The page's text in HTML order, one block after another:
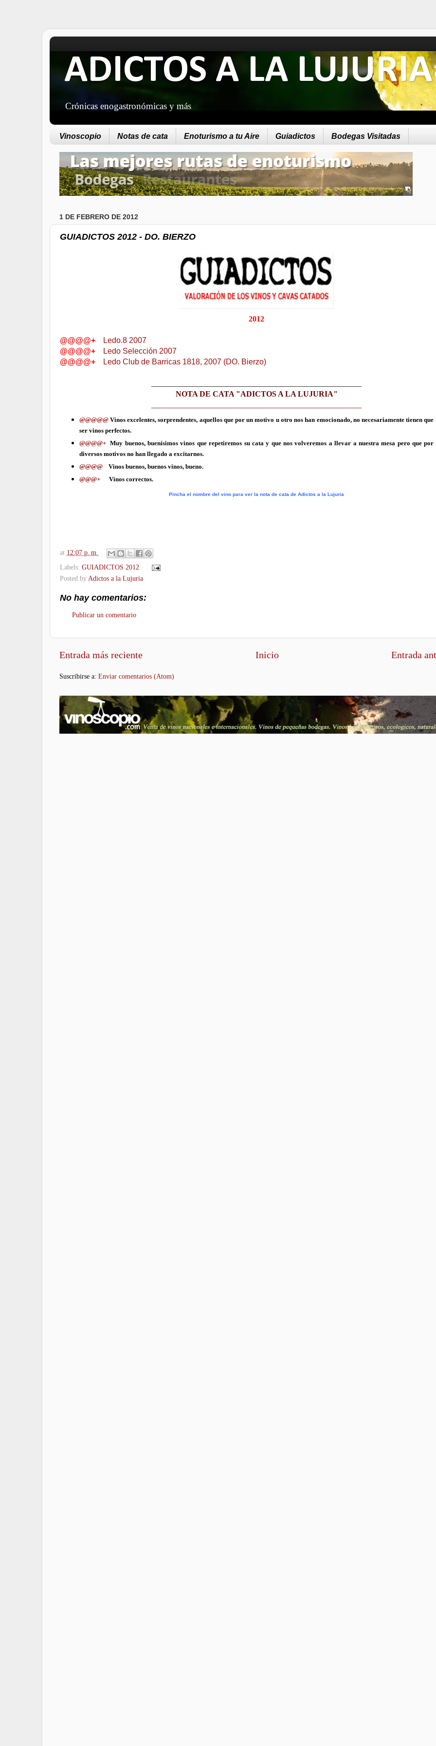
ADICTOS A LA LUJURIA
Crónicas enogastronómicas y más
Vinoscopio Notas de cata Enoturismo a tu Aire Guiadictos Bodegas Visitadas
1 DE FEBRERO DE 2012
GUIADICTOS 2012 - DO. BIERZO
2012
@@@@+
Ledo.8 2007
@@@@+
Ledo Selección 2007
@@@@+
Ledo Club de Barricas 1818, 2007 (DO. Bierzo)
NOTA DE CATA "ADICTOS A LA LUJURIA"
@@@@@ Vinos excelentes, sorprendentes, aquellos que por un motivo u otro nos han emocionado, no necesariamente tienen que
ser vinos perfectos.
@@@@+ Muy buenos, buenísimos vinos que repetiremos su cata y que nos volveremos a llevar a nuestra mesa pero que por
diversos motivos no han llegado a excitarnos.
@@@@
Vinos buenos, buenos vinos, bueno.
@@@+
Vinos correctos.
Pincha el nombre del vino para ver la nota de cata de Adictos a la Lujuria
at 12:07 p. m.
Labels: GUIADICTOS 2012
Posted by Adictos a la Lujuria
No hay comentarios:
Publicar un comentario
Entrada más reciente Entrada
Inicio
Suscribirse a: Enviar comentarios (Atom)